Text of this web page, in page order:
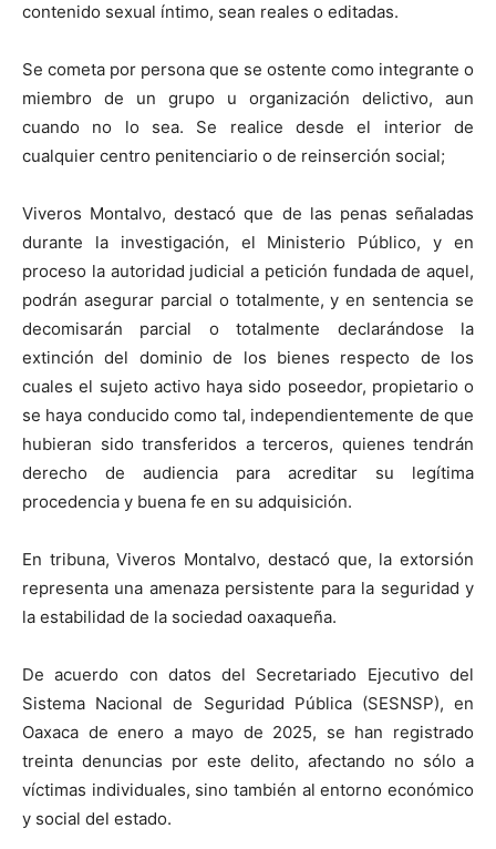
contenido sexual íntimo, sean reales o editadas.
Se cometa por persona que se ostente como integrante o
miembro de un grupo u organización delictivo, aun
cuando no lo sea. Se realice desde el interior de
cualquier centro penitenciario o de reinserción social;
Viveros Montalvo, destacó que de las penas señaladas
durante la investigación, el Ministerio Público, y en
proceso la autoridad judicial a petición fundada de aquel,
podrán asegurar parcial o totalmente, y en sentencia se
decomisarán parcial o totalmente declarándose la
extinción del dominio de los bienes respecto de los
cuales el sujeto activo haya sido poseedor, propietario o
se haya conducido como tal, independientemente de que
hubieran sido transferidos a terceros, quienes tendrán
derecho de audiencia para acreditar su legítima
procedencia y buena fe en su adquisición.
En tribuna, Viveros Montalvo, destacó que, la extorsión
representa una amenaza persistente para la seguridad y
la estabilidad de la sociedad oaxaqueña.
De acuerdo con datos del Secretariado Ejecutivo del
Sistema Nacional de Seguridad Pública (SESNSP), en
Oaxaca de enero a mayo de 2025, se han registrado
treinta denuncias por este delito, afectando no sólo a
víctimas individuales, sino también al entorno económico
y social del estado.